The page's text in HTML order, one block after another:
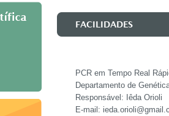
FACILIDADES
PCR em Tempo Real
Departamento de
Responsável: Iêda Orioli
E-mail: